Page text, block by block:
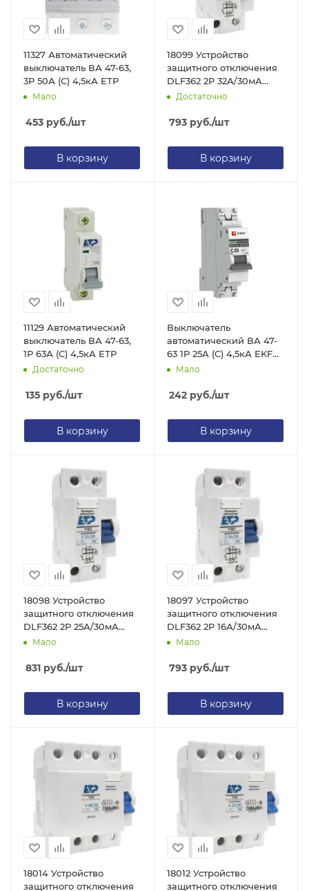
11327 Автоматический
выключатель ВА 47-63,
3Р 50А (С) 4,5кА ЕТР
Мало
453 руб./шт
В корзину
18099 Устройство
защитного отключения
DLF362 2P 32А/30мА
(электромеханическое)
Достаточно
793 руб./шт
В корзину
11129 Автоматический
выключатель ВА 47-63,
1Р 63А (С) 4,5кА ЕТР
Достаточно
135 руб./шт
В корзину
Выключатель
автоматический ВА 47-
63 1P 25А (C) 4,5кА EKF
PROxima
Мало
242 руб./шт
В корзину
18098 Устройство
защитного отключения
DLF362 2P 25А/30мА
(электромеханическое)
Мало
831 руб./шт
В корзину
18097 Устройство
защитного отключения
DLF362 2P 16А/30мА
(электромеханическое)
Мало
793 руб./шт
В корзину
18014 Устройство
защитного отключения
18012 Устройство
защитного отключения